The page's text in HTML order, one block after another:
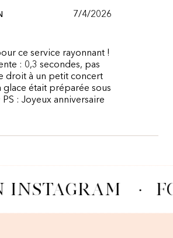
7/4/2026
ce service rayonnant !
: 0,3 secondes, pas
droit à un petit concert
glace était préparée sous
PS : Joyeux anniversaire
INSTAGRAM ·